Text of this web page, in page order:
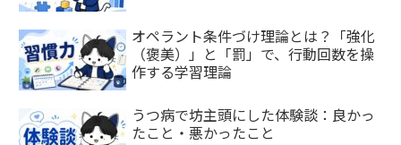
オペラント条件づけ理論とは？「強化
（褒美）」と「罰」で、行動回数を操
作する学習理論
うつ病で坊主頭にした体験談：良かっ
たこと・悪かったこと